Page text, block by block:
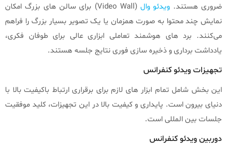
ضروری هستند. ویدئو وال‌
(Video Wall) برای سالن‌ های بزرگ امکان
نمایش چند محتوا به صورت همزمان یا یک تصویر بسیار بزرگ را فراهم
می‌کنند. برد های هوشمند تعاملی ابزاری عالی برای طوفان فکری،
یادداشت‌ برداری و ذخیره‌ سازی فوری نتایج جلسه هستند.
تجهیزات ویدئو کنفرانس
این بخش شامل تمام ابزار های لازم برای برقراری ارتباط باکیفیت بالا با
دنیای بیرون است. پایداری و کیفیت بالا در این تجهیزات، کلید موفقیت
جلسات بین‌ المللی است.
دوربین ویدئو کنفرانس